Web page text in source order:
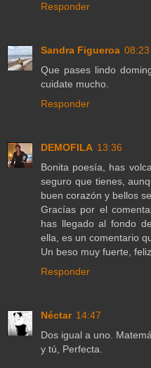
Responder
Sandra Figueroa 08:23
Que pases lindo
cuidate mucho.
Responder
DEMOFILA 13:36
Bonita poesía, has
seguro que tienes,
buen corazón y bellos
Gracías por el
has llegado al fondo
ella, es un comentario
Un beso muy fuerte,
Responder
Néctar 14:47
Dos igual a uno.
y tú, Perfecta.